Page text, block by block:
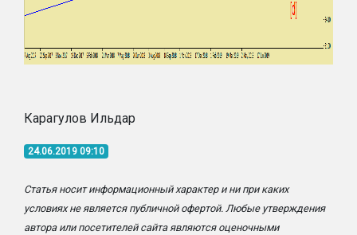
Карагулов Ильдар
24.06.2019 09:10
Статья носит информационный характер и ни при каких
условиях не является публичной офертой. Любые утверждения
автора или посетителей сайта являются оценочными